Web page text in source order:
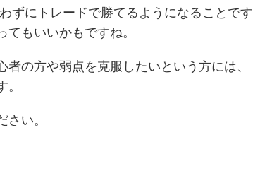
ずにトレードで勝てるようになることです
もいいかもですね。
の方や弱点を克服したいという方には、
い。